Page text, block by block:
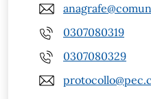
0307080319
0307080329